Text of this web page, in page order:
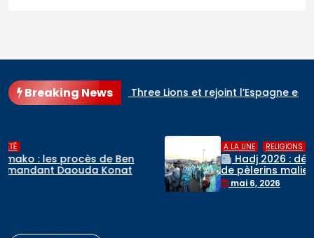
Breaking News
renverse les Three Lions et rejoint l’Espagne en finale
Hadj 2026 : départ du premier contingent
de pèlerins maliens vers l’Arabie saoudite